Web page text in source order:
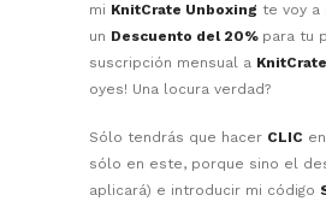
mi KnitCrate Unboxing te voy a
un Descuento del 20% para tu
suscripción mensual a
oyes! Una locura verdad?
Sólo tendrás que hacer CLIC
sólo en este, porque sino el
aplicará) e introducir mi código